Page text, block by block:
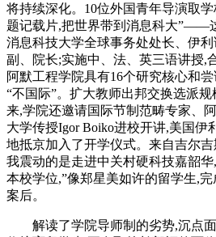
将持续深化。10位外国青年导演取
题记载片,把世界带到消息科大”——
消息科技大学全球事务处处长、伊
副、院长;实施中、法、英三语讲授,
阿默工程学院具有16个研究核心和
“不国际”。扩大教师出邦交换选派
来,学院还邀请国际节制范畴专家、
大学传授Igor Boiko进校开讲,美国伊
地抵京加入了开学仪式。来自吉尔
我震动的是走进中关村硬科技嘉韶
本校学位,”像郑星美如许的留学生,
案后。
解读了学院导师制的劣势,沉点面